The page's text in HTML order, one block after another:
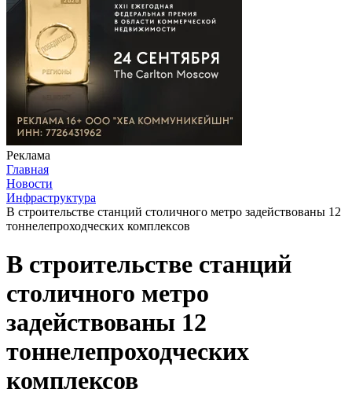
Реклама
Главная
Новости
Инфраструктура
В строительстве станций столичного метро задействованы 12
тоннелепроходческих комплексов
В строительстве станций
столичного метро
задействованы 12
тоннелепроходческих
комплексов